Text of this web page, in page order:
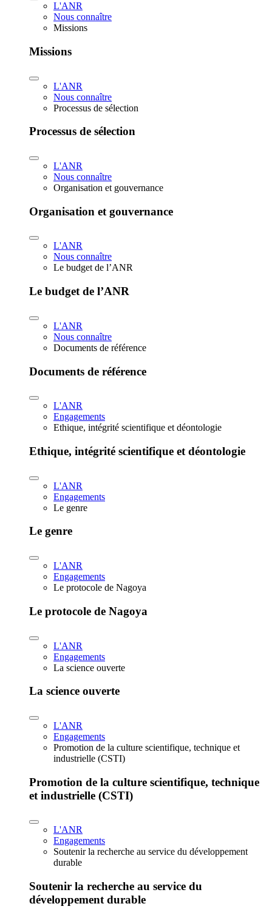
L'ANR
Nous connaître
Missions
Missions
L'ANR
Nous connaître
Processus de sélection
Processus de sélection
L'ANR
Nous connaître
Organisation et gouvernance
Organisation et gouvernance
L'ANR
Nous connaître
Le budget de l’ANR
Le budget de l’ANR
L'ANR
Nous connaître
Documents de référence
Documents de référence
L'ANR
Engagements
Ethique, intégrité scientifique et déontologie
Ethique, intégrité scientifique et déontologie
L'ANR
Engagements
Le genre
Le genre
L'ANR
Engagements
Le protocole de Nagoya
Le protocole de Nagoya
L'ANR
Engagements
La science ouverte
La science ouverte
L'ANR
Engagements
Promotion de la culture scientifique, technique et
industrielle (CSTI)
Promotion de la culture scientifique, technique
et industrielle (CSTI)
L'ANR
Engagements
Soutenir la recherche au service du développement
durable
Soutenir la recherche au service du
développement durable